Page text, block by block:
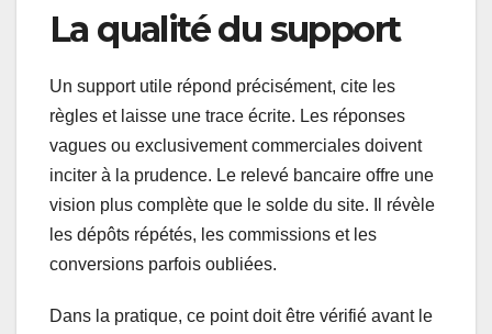
La qualité du support
Un support utile répond précisément, cite les
règles et laisse une trace écrite. Les réponses
vagues ou exclusivement commerciales doivent
inciter à la prudence. Le relevé bancaire offre une
vision plus complète que le solde du site. Il révèle
les dépôts répétés, les commissions et les
conversions parfois oubliées.
Dans la pratique, ce point doit être vérifié avant le